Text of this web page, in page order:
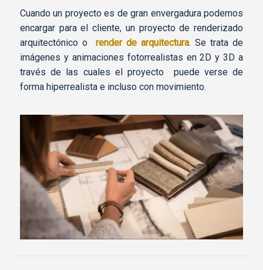
Cuando un proyecto es de gran envergadura podemos
encargar para el cliente, un proyecto de renderizado
arquitectónico o render de arquitectura. Se trata de
imágenes y animaciones fotorrealistas en 2D y 3D a
través de las cuales el proyecto puede verse de
forma hiperrealista e incluso con movimiento.